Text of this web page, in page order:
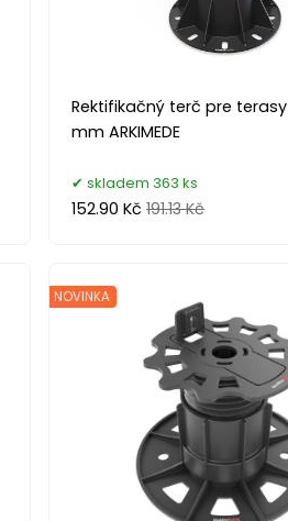
Rektifikačný terč pre
mm ARKIMEDE
skladem 363 ks
152.90 Kč 191.13 Kč
NOVINKA